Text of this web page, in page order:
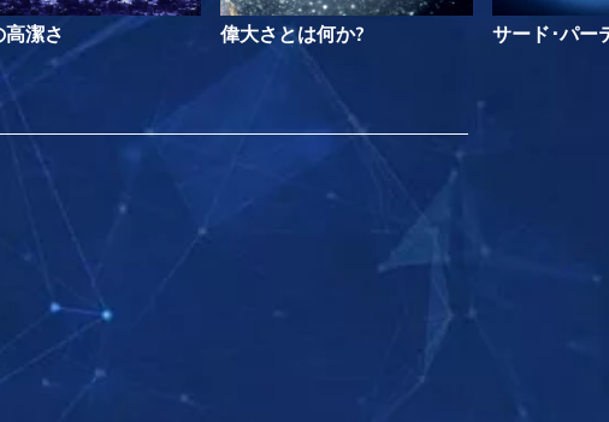
潔さ 偉大さとは何か? サード･パー